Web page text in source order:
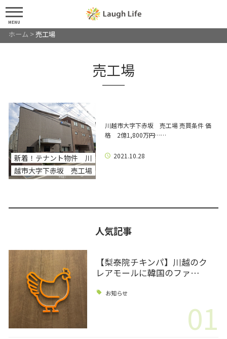
MENU
ホーム >売工場
売工場
新着！テナント物件 川
越市大字下赤坂 売工場
川越市大字下赤坂 売工場 売買条件 価
格 2億1,800万円……
2021.10.28
人気記事
【梨泰院チキンパ】川越のク
レアモールに韓国のファ…
お知らせ
01